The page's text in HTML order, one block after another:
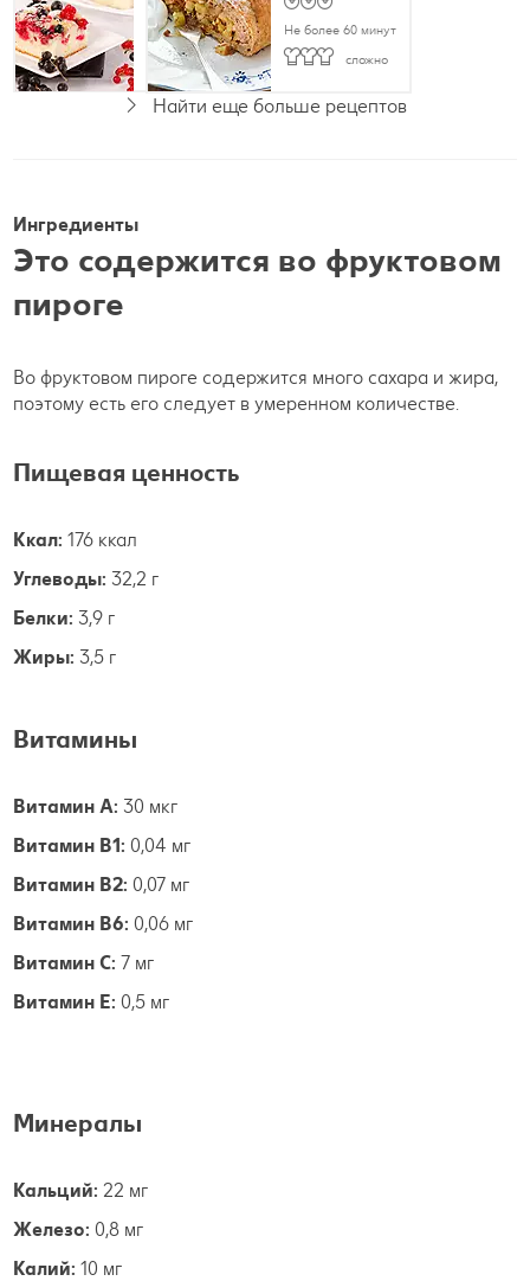
Не более 60 минут
Просто
Не более 60 минут
сложно
Найти еще больше рецептов
Ингредиенты
Это содержится во фруктовом
пироге
Во фруктовом пироге содержится много сахара и жира,
поэтому есть его следует в умеренном количестве.
Пищевая ценность
Ккал: 176 ккал
Углеводы: 32,2 г
Белки: 3,9 г
Жиры: 3,5 г
Витамины
Витамин А: 30 мкг
Витамин B1: 0,04 мг
Витамин B2: 0,07 мг
Витамин B6: 0,06 мг
Витамин С: 7 мг
Витамин E: 0,5 мг
Минералы
Кальций: 22 мг
Железо: 0,8 мг
Калий: 10 мг